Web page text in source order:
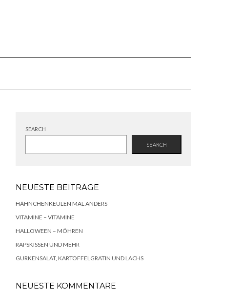
SEARCH
SEARCH
NEUESTE BEITRÄGE
HÄHNCHENKEULEN MAL ANDERS
VITAMINE – VITAMINE
HALLOWEEN – MÖHREN
RAPSKISSEN UND MEHR
GURKENSALAT, KARTOFFELGRATIN UND LACHS
NEUESTE KOMMENTARE